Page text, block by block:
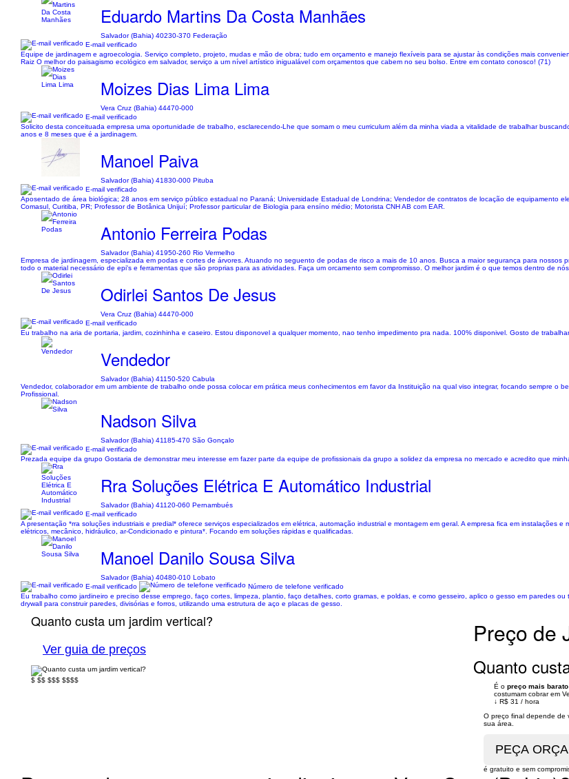
Eduardo Martins Da Costa Manhães
Salvador (Bahia) 40230-370 Federação
E-mail verificado
Equipe de jardinagem e agroecologia. Serviço completo, projeto, mudas e mão de obra; tudo em orçamento e manejo flexíveis para se ajustar às condições mais
Raiz O melhor do paisagismo ecológico em salvador, serviço a um nível artístico inigualável com orçamentos que cabem no seu bolso. Entre em contato conosco! (71)
Moizes Dias Lima Lima
Vera Cruz (Bahia) 44470-000
E-mail verificado
Solicito desta conceituada empresa uma oportunidade de trabalho, esclarecendo-Lhe que somam o meu curriculum além da minha viada a vitalidade de trabalhar
anos e 8 meses que é a jardinagem.
Manoel Paiva
Salvador (Bahia) 41830-000 Pituba
E-mail verificado
Aposentado de área biológica; 28 anos em serviço público estadual no Paraná; Universidade Estadual de Londrina; Vendedor de contratos de locação de equipamento
Comasul, Curitiba, PR; Professor de Botânica Unijuí; Professor particular de Biologia para ensíno médio; Motorista CNH AB com EAR.
Antonio Ferreira Podas
Salvador (Bahia) 41950-260 Rio Vermelho
Empresa de jardinagem, especializada em podas e cortes de árvores. Atuando no seguento de podas de risco a mais de 10 anos. Busca a maior segurança para nossos
todo o material necessário de epi's e ferramentas que são proprias para as atividades. Faça um orcamento sem compromisso. O melhor jardim é o que temos dentro de
Odirlei Santos De Jesus
Vera Cruz (Bahia) 44470-000
E-mail verificado
Eu trabalho na aria de portaria, jardim, cozinhinha e caseiro. Estou disponovel a qualquer momento, nao tenho impedimento pra nada. 100% disponivel. Gosto de
Vendedor
Salvador (Bahia) 41150-520 Cabula
Vendedor, colaborador em um ambiente de trabalho onde possa colocar em prática meus conhecimentos em favor da Instituição na qual viso integrar, focando sempre o
Profissional.
Nadson Silva
Salvador (Bahia) 41185-470 São Gonçalo
E-mail verificado
Prezada equipe da grupo Gostaria de demonstrar meu interesse em fazer parte da equipe de profissionais da grupo a solidez da empresa no mercado e acredito que
Rra Soluções Elétrica E Automático Industrial
Salvador (Bahia) 41120-060 Pernambués
E-mail verificado
A presentação *rra soluções industriais e predial* oferece serviços especializados em elétrica, automação industrial e montagem em geral. A empresa fica em instalações
elétricos, mecânico, hidráulico, ar-Condicionado e pintura*. Focando em soluções rápidas e qualificadas.
Manoel Danilo Sousa Silva
Salvador (Bahia) 40480-010 Lobato
E-mail verificado
Número de telefone verificado
Eu trabalho como jardineiro e preciso desse emprego, faço cortes, limpeza, plantio, faço detalhes, corto gramas, e poldas, e como gesseiro, aplico o gesso em paredes
drywall para construir paredes, divisórias e forros, utilizando uma estrutura de aço e placas de gesso.
Quanto custa um jardim vertical?
Ver guia de preços
$ $$ $$$ $$$$
Preço de
Quanto
É o preço mais barato
costumam cobrar em
↓ R$ 31 / hora
O preço final depende de
sua área.
é gratuito e sem